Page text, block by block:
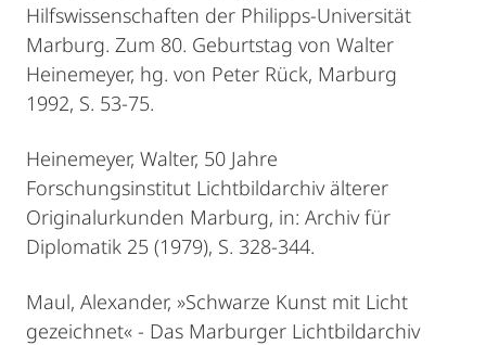
Hilfswissenschaften der Philipps-Universität
Marburg. Zum 80. Geburtstag von Walter
Heinemeyer, hg. von Peter Rück, Marburg
1992, S. 53-75.
Heinemeyer, Walter, 50 Jahre
Forschungsinstitut Lichtbildarchiv älterer
Originalurkunden Marburg, in: Archiv für
Diplomatik 25 (1979), S. 328-344.
Maul, Alexander, »Schwarze Kunst mit Licht
gezeichnet« - Das Marburger Lichtbildarchiv